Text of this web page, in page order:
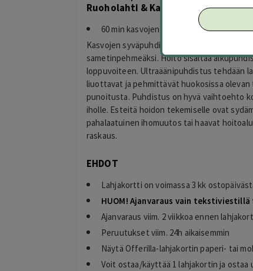
Ruoholahti & Kamppi
60 min kasvojen syväpuhdistus ja
Kasvojen syväpuhdistus ja kuorinta
sametinpehmeäksi. Hoito sisältää
loppuvoiteen. Ultraäänipuhdistus tehdään
liuottavat ja pehmittävät huokosissa
punoitusta. Puhdistus on hyvä vaihtoehto
iholle. Esteitä hoidon tekemiselle ovat
pahalaatuinen ihomuutos tai haavat
raskaus.
EHDOT
Lahjakortti on voimassa 3 kk
HUOM! Ajanvaraus vain
Ajanvaraus viim. 2 viikkoa ennen
Peruutukset viim. 24h aikaisemmin
Näytä Offerilla-lahjakortin paperi- tai
Voit ostaa/käyttää 1 lahjakortin ja ostaa